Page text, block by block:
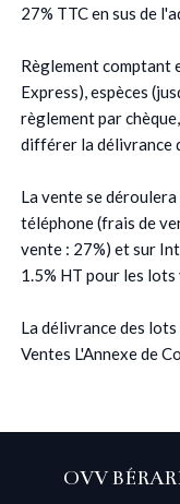
27% TTC en sus de
Règlement comptant
Express), espèces
règlement par
différer la délivrance
La vente se
téléphone (frais de
vente : 27%) et sur
1.5% HT pour les
La délivrance des
Ventes L'Annexe de
OVV